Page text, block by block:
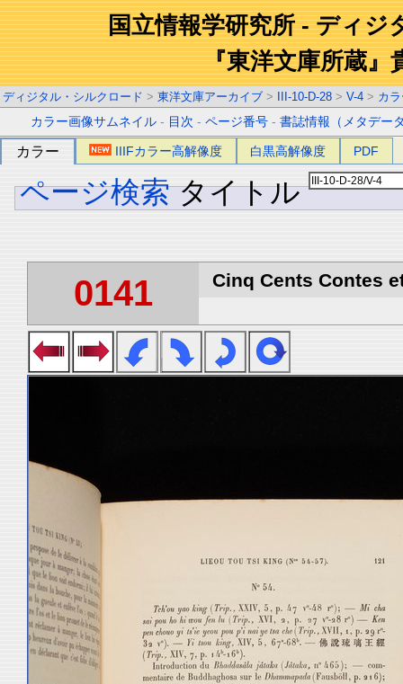
国立情報学研究所 - ディジ
『東洋文庫所蔵』
ディジタル・シルクロード > 東洋文庫アーカイブ > III-10-D-28 > V-4 > カ
カラー画像サムネイル - 目次 -ページ番号 -書誌情報（メタデー
カラー IIIFカラー高解像度 白黒高解像度 PDF
ページ検索 タイトル
0141 Cinq Cents Contes